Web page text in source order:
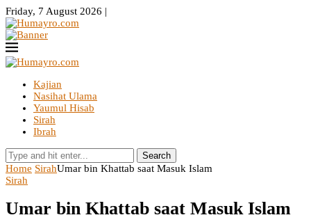
Friday, 7 August 2026 |
Kajian
Nasihat Ulama
Yaumul Hisab
Sirah
Ibrah
Search
Home SirahUmar bin Khattab saat Masuk Islam
Sirah
Umar bin Khattab saat Masuk Islam